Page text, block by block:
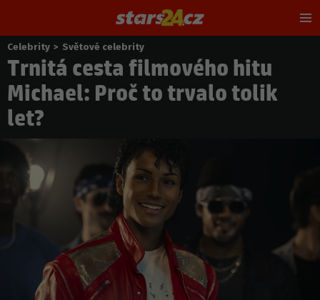
Nacházíte
se
zde:
Celebrity > Světové celebrity
Trnitá cesta filmového hitu
Michael: Proč to trvalo tolik
let?